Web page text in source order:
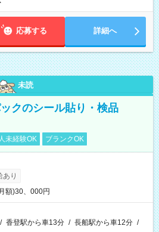
！ ※日・祝日は定休日となります。
応募する 詳細へ
未読
クのシール貼り・検品
未経験OK ブランクOK
あり
額)30、000円
/ 香登駅から車13分 / 長船駅から車12分 /